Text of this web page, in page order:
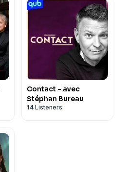
Contact - avec
Stéphan Bureau
14 Listeners